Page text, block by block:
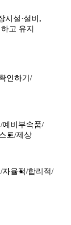
시설·설비,
고 유지
인하기
예비부속품
트 제상
자율적 합리적